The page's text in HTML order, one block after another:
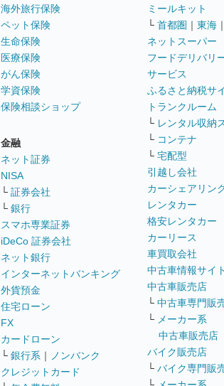
海外旅行保険
ペット保険
生命保険
医療保険
がん保険
学資保険
保険相談ショップ
金融
ネット証券
NISA
└ 証券会社
└ 銀行
スマホ専業証券
iDeCo 証券会社
ネット銀行
インターネットバンキング
外貨預金
住宅ローン
FX
カードローン
└ 銀行系 ｜
ノンバンク
クレジットカード
ミールキット
└ 首都圏 ｜ 東海 ｜
ネットスーパー
フードデリバリ
サービス
ふるさと納税サ
トランクルーム
└ レンタル収納
└ コンテナ
└ 宅配型
引越し会社
カーシェアリン
レンタカー
格安レンタカー
カーリース
車買取会社
中古車情報サイト
中古車販売店
└ 中古車専門販
└ メーカー系
中古車販売店
バイク販売店
└ バイク専門販